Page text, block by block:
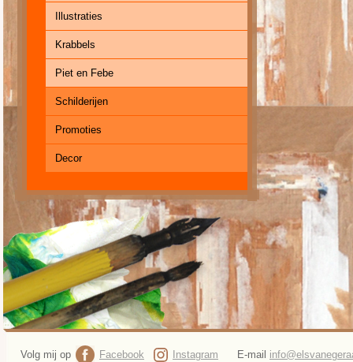
Illustraties
Krabbels
Piet en Febe
Schilderijen
Promoties
Decor
Volg mij op Facebook Instagram E-mail